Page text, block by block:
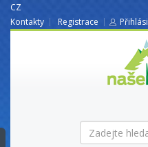
CZ
Kontakty
Registrace